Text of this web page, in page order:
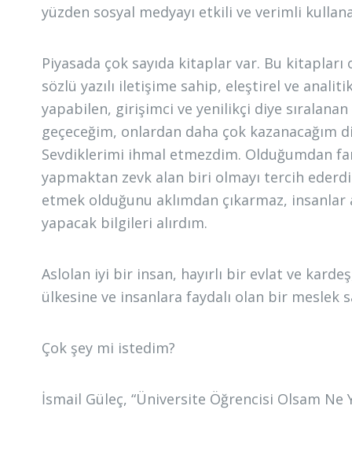
yüzden sosyal medyayı etkili ve verimli
Piyasada çok sayıda kitaplar var. Bu
sözlü yazılı iletişime sahip, eleştirel ve
yapabilen, girişimci ve yenilikçi diye
geçeceğim, onlardan daha çok kazanacağım
Sevdiklerimi ihmal etmezdim. Olduğumdan
yapmaktan zevk alan biri olmayı tercih
etmek olduğunu aklımdan çıkarmaz,
yapacak bilgileri alırdım.
Aslolan iyi bir insan, hayırlı bir evlat ve
ülkesine ve insanlara faydalı olan bir meslek
Çok şey mi istedim?
İsmail Güleç, “Üniversite Öğrencisi Olsam Ne